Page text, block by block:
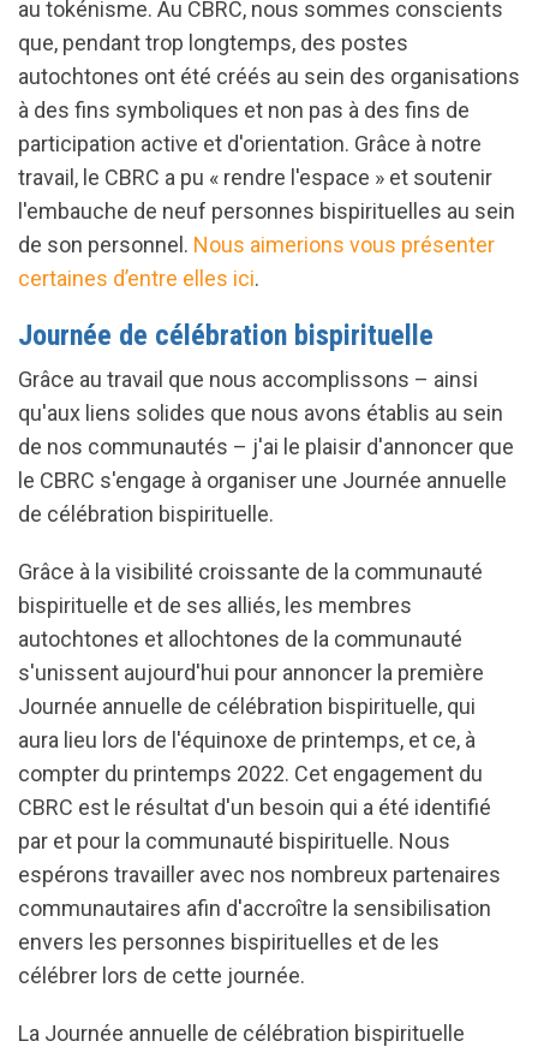
au tokénisme. Au CBRC, nous sommes conscients
que, pendant trop longtemps, des postes
autochtones ont été créés au sein des organisations
à des fins symboliques et non pas à des fins de
participation active et d'orientation. Grâce à notre
travail, le CBRC a pu « rendre l'espace » et soutenir
l'embauche de neuf personnes bispirituelles au sein
de son personnel. Nous aimerions vous présenter
certaines d’entre elles ici.
Journée de célébration bispirituelle
Grâce au travail que nous accomplissons – ainsi
qu'aux liens solides que nous avons établis au sein
de nos communautés – j'ai le plaisir d'annoncer que
le CBRC s'engage à organiser une Journée annuelle
de célébration bispirituelle.
Grâce à la visibilité croissante de la communauté
bispirituelle et de ses alliés, les membres
autochtones et allochtones de la communauté
s'unissent aujourd'hui pour annoncer la première
Journée annuelle de célébration bispirituelle, qui
aura lieu lors de l'équinoxe de printemps, et ce, à
compter du printemps 2022. Cet engagement du
CBRC est le résultat d'un besoin qui a été identifié
par et pour la communauté bispirituelle. Nous
espérons travailler avec nos nombreux partenaires
communautaires afin d'accroître la sensibilisation
envers les personnes bispirituelles et de les
célébrer lors de cette journée.
La Journée annuelle de célébration bispirituelle